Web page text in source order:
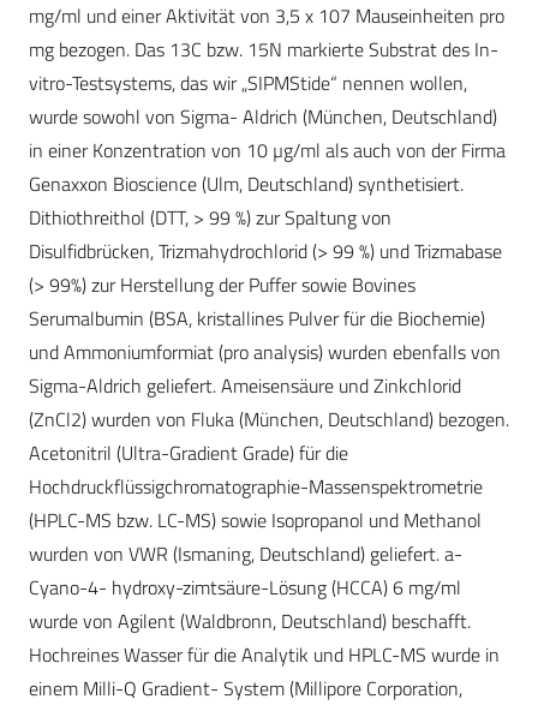
mg/ml und einer Aktivität von 3,5 x 107 Mauseinheiten pro
mg bezogen. Das 13C bzw. 15N markierte Substrat des In-
vitro-Testsystems, das wir „SIPMStide“ nennen wollen,
wurde sowohl von Sigma- Aldrich (München, Deutschland)
in einer Konzentration von 10 µg/ml als auch von der Firma
Genaxxon Bioscience (Ulm, Deutschland) synthetisiert.
Dithiothreithol (DTT, > 99 %) zur Spaltung von
Disulfidbrücken, Trizmahydrochlorid (> 99 %) und Trizmabase
(> 99%) zur Herstellung der Puffer sowie Bovines
Serumalbumin (BSA, kristallines Pulver für die Biochemie)
und Ammoniumformiat (pro analysis) wurden ebenfalls von
Sigma-Aldrich geliefert. Ameisensäure und Zinkchlorid
(ZnCl2) wurden von Fluka (München, Deutschland) bezogen.
Acetonitril (Ultra-Gradient Grade) für die
Hochdruckflüssigchromatographie-Massenspektrometrie
(HPLC-MS bzw. LC-MS) sowie Isopropanol und Methanol
wurden von VWR (Ismaning, Deutschland) geliefert. a-
Cyano-4- hydroxy-zimtsäure-Lösung (HCCA) 6 mg/ml
wurde von Agilent (Waldbronn, Deutschland) beschafft.
Hochreines Wasser für die Analytik und HPLC-MS wurde in
einem Milli-Q Gradient- System (Millipore Corporation,